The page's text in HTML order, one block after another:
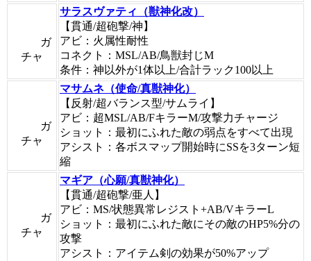
ガ
チャ
サラスヴァティ（獣神化改）
【貫通/超砲撃/神】
アビ：火属性耐性
コネクト：MSL/AB/鳥獣封じM
条件：神以外が1体以上/合計ラック100以上
ガ
チャ
マサムネ（使命/真獣神化）
【反射/超バランス型/サムライ】
アビ：超MSL/AB/FキラーM/攻撃力チャージ
ショット：最初にふれた敵の弱点をすべて出現
アシスト：各ボスマップ開始時にSSを3ターン短
縮
ガ
チャ
マギア（心願/真獣神化）
【貫通/超砲撃/亜人】
アビ：MS/状態異常レジスト+AB/VキラーL
ショット：最初にふれた敵にその敵のHP5%分の
攻撃
アシスト：アイテム剣の効果が50%アップ